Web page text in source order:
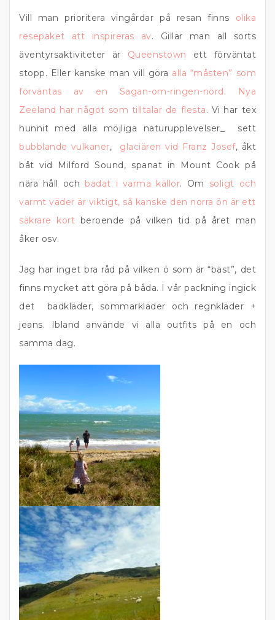
Vill man prioritera vingårdar på resan finns olika
resepaket att inspireras av. Gillar man all sorts
äventyrsaktiviteter är Queenstown ett förväntat
stopp. Eller kanske man vill göra alla “måsten” som
förväntas av en Sagan-om-ringen-nörd.
Nya
Zeeland har något som tilltalar de flesta. Vi har tex
hunnit med alla möjliga naturupplevelser_ sett
bubblande vulkaner, glaciären vid Franz Josef, åkt
båt vid Milford Sound, spanat in Mount Cook på
nära håll och badat i varma källor. Om soligt och
varmt väder är viktigt, så kanske den norra ön är ett
säkrare kort beroende på vilken tid på året man
åker osv.
Jag har inget bra råd på vilken ö som är “bäst”, det
finns mycket att göra på båda. I vår packning ingick
det badkläder, sommarkläder och regnkläder +
jeans. Ibland använde vi alla outfits på en och
samma dag.